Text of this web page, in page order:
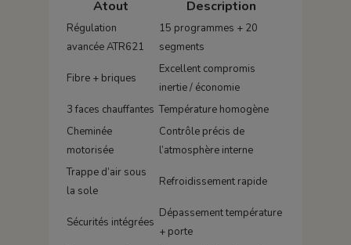
Atout Description
Régulation
avancée ATR621
15 programmes + 20
segments
Fibre + briques
Excellent compromis
inertie / économie
3 faces chauffantes Température homogène
Cheminée
motorisée
Contrôle précis de
l’atmosphère interne
Trappe d’air sous
la sole
Refroidissement rapide
Sécurités intégrées
Dépassement température
+ porte